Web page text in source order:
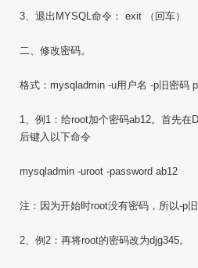
3、退出MYSQL命令： exit （回车）
二、修改密码。
格式：mysqladmin -u用户名 -p旧密码
1、例1：给root加个密码ab12。首先在
后键入以下命令
mysqladmin -uroot -password ab12
注：因为开始时root没有密码，所以-p
2、例2：再将root的密码改为djg345。